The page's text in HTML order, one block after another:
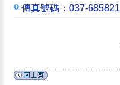
傳真號碼：037-685821